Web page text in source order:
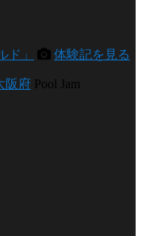
ド」 体験記を見る
阪府 Pool Jam